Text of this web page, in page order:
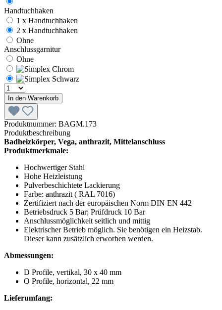
Handtuchhaken
1 x Handtuchhaken
2 x Handtuchhaken
Ohne
Anschlussgarnitur
Ohne
In den Warenkorb
Produktnummer: BAGM.173
Produktbeschreibung
Badheizkörper, Vega, anthrazit, Mittelanschluss
Produktmerkmale:
Hochwertiger Stahl
Hohe Heizleistung
Pulverbeschichtete Lackierung
Farbe: anthrazit ( RAL 7016)
Zertifiziert nach der europäischen Norm DIN EN 442
Betriebsdruck 5 Bar; Prüfdruck 10 Bar
Anschlussmöglichkeit seitlich und mittig
Elektrischer Betrieb möglich. Sie benötigen ein Heizstab.
Dieser kann zusätzlich erworben werden.
Abmessungen:
D Profile, vertikal, 30 x 40 mm
O Profile, horizontal, 22 mm
Lieferumfang: